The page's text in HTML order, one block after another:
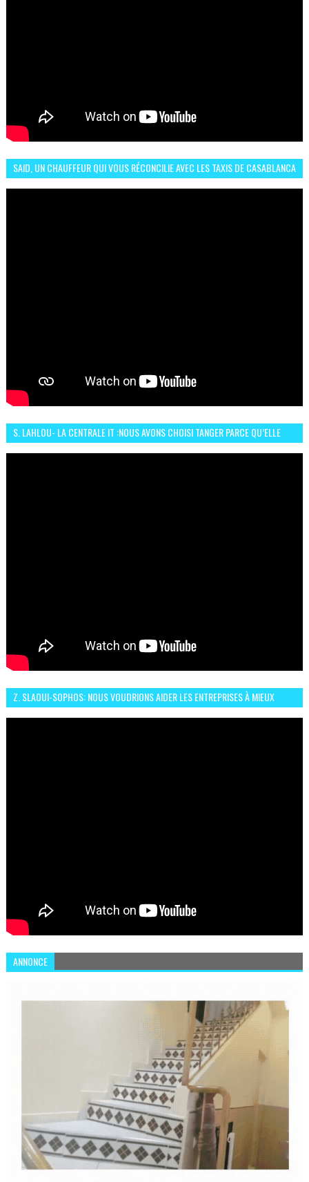
SAID, UN CHAUFFEUR QUI VOUS RÉCONCILIE AVEC LES TAXIS DE CASABLANCA
S. LAHLOU- LA CENTRALE IT :NOUS AVONS CHOISI TANGER PARCE QU’ELLE
Z. SLAOUI-SOPHOS: NOUS VOUDRIONS AIDER LES ENTREPRISES À MIEUX
ANNONCE